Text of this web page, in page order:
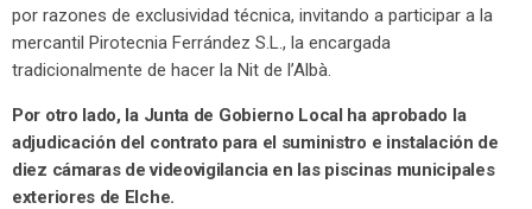
por razones de exclusividad técnica, invitando a participar a la
mercantil Pirotecnia Ferrández S.L., la encargada
tradicionalmente de hacer la Nit de l’Albà.
Por otro lado, la Junta de Gobierno Local ha aprobado la
adjudicación del contrato para el suministro e instalación de
diez cámaras de videovigilancia en las piscinas municipales
exteriores de Elche.